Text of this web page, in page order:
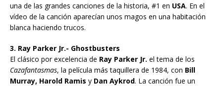
una de las grandes canciones de la historia, #1 en USA. En el
vídeo de la canción aparecían unos magos en una habitación
blanca haciendo trucos.
3. Ray Parker Jr.- Ghostbusters
El clásico por excelencia de Ray Parker Jr. el tema de los
Cazafantasmas, la película más taquillera de 1984, con Bill
Murray, Harold Ramis y Dan Aykrod. La canción fue un